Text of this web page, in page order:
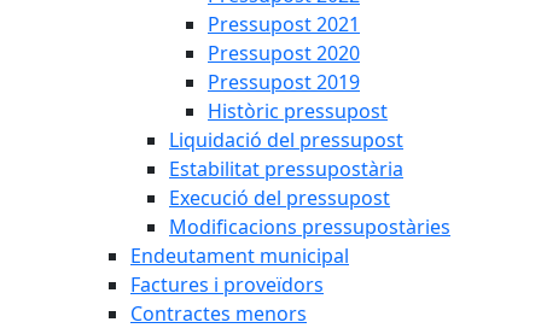
Pressupost 2021
Pressupost 2020
Pressupost 2019
Històric pressupost
Liquidació del pressupost
Estabilitat pressupostària
Execució del pressupost
Modificacions pressupostàries
Endeutament municipal
Factures i proveïdors
Contractes menors